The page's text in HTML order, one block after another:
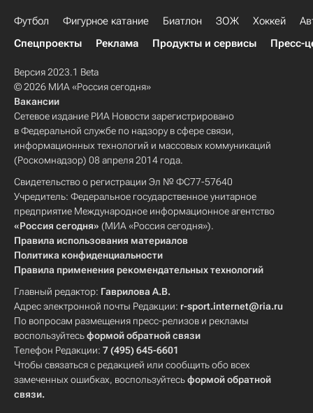
Футбол Фигурное катание Биатлон ЗОЖ Хоккей
Спецпроекты
Реклама Продукты и сервисы Пресс-
Версия 2023.1 Beta
© 2026 МИА «Россия сегодня»
Вакансии
Сетевое издание РИА Новости зарегистрировано
в Федеральной службе по надзору в сфере связи,
информационных технологий и массовых коммуникаций
(Роскомнадзор) 08 апреля 2014 года.
Свидетельство о регистрации Эл № ФС77-57640
Учредитель: Федеральное государственное унитарное
предприятие Международное информационное агентство
«Россия сегодня» (МИА «Россия сегодня»).
Правила использования материалов
Политика конфиденциальности
Правила применения рекомендательных технологий
Главный редактор: Гаврилова А.В.
Адрес электронной почты Редакции: r-sport.internet@ria.ru
По вопросам размещения пресс-релизов и рекламы
воспользуйтесьформой обратной связи
Телефон Редакции: 7 (495) 645-6601
Чтобы связаться с редакцией или сообщить обо всех
замеченных ошибках, воспользуйтесьформой обратной
связи.